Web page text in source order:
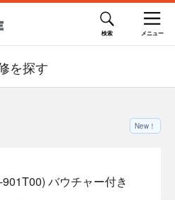
を探す
New！
バウチャー付き